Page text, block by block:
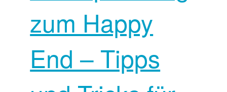
zum Happy
End – Tipps